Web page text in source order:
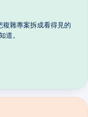
複雜專案拆成看得見的
道。